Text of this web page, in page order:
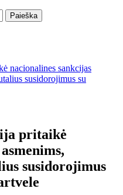
nacionalines sankcijas
susidorojimus su
pritaikė
susidorojimus